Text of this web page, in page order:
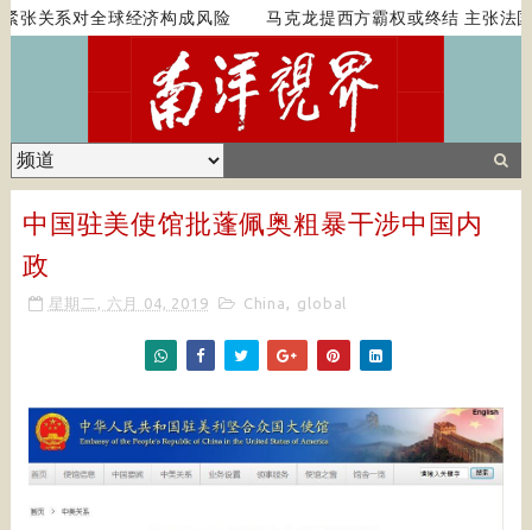
关系对全球经济构成风险 马克龙提西方霸权或终结 主张法国
中国驻美使馆批蓬佩奥粗暴干涉中国内
政
星期二, 六月 04, 2019 China , global